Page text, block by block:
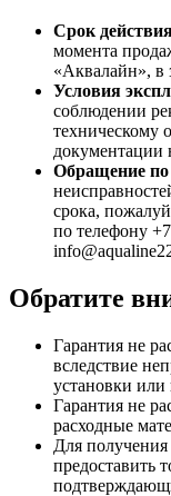
Срок
момента
«Аквалайн», в
Условия
соблюдении
техническому
документации
Обращение по
срока,
по телефону
Обратите
Гарантия не
вследствие
установки или
Гарантия не
расходные
Для
предоставить